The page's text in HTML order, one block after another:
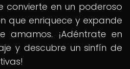
convierte en un poderoso
que enriquece y expande
amamos. ¡Adéntrate en
y descubre un sinfín de